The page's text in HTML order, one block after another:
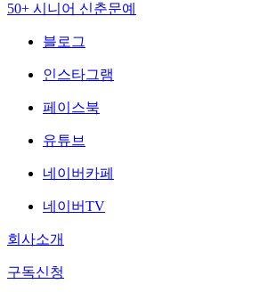
50+ 시니어 신춘문예
블로그
인스타그램
페이스북
유튜브
네이버카페
네이버TV
회사소개
구독신청